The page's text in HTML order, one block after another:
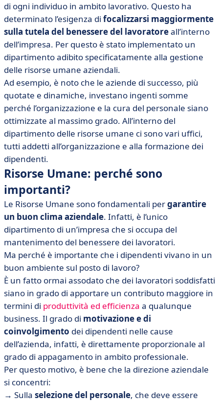
di ogni individuo in ambito lavorativo. Questo ha
determinato l’esigenza di focalizzarsi maggiormente
sulla tutela del benessere del lavoratoreall’interno
dell’impresa. Per questo è stato implementato un
dipartimento adibito specificatamente alla gestione
delle risorse umane aziendali.
Ad esempio, è noto che le aziende di successo, più
quotate e dinamiche, investano ingenti somme
perché l’organizzazione e la cura del personale siano
ottimizzate al massimo grado. All’interno del
dipartimento delle risorse umane ci sono vari uffici,
tutti addetti all’organizzazione e alla formazione dei
dipendenti.
Risorse Umane: perché sono
importanti?
Le Risorse Umane sono fondamentali pergarantire
un buon clima aziendale. Infatti, è l’unico
dipartimento di un’impresa che si occupa del
mantenimento del benessere dei lavoratori.
Ma perché è importante che i dipendenti vivano in un
buon ambiente sul posto di lavoro?
È un fatto ormai assodato che dei lavoratori soddisfatti
siano in grado di apportare un contributo maggiore in
termini di produttività ed efficienza a qualunque
business. Il grado di motivazione e di
coinvolgimento dei dipendenti nelle cause
dell’azienda, infatti, è direttamente proporzionale al
grado di appagamento in ambito professionale.
Per questo motivo, è bene che la direzione aziendale
si concentri:
→ Sulla selezione del personale, che deve essere